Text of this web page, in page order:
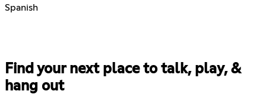
Spanish
Find your next place to talk, play, &
hang out